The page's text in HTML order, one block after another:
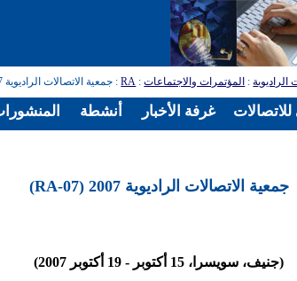
الراديوية: المؤتمرات والاجتماعات:
RA: جمعية الاتصالات الراديوية 2007 (RA-07)
جمعية الاتصالات الراديوية 2007 (RA-07)
(جنيف، سويسرا، 15 أكتوبر - 19 أكتوبر 2007)
أنشطة غرفة الأخبار